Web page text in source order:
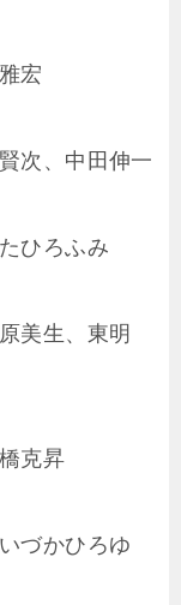
宏
次、中田伸一
ひろふみ
美生、東明
克昇
づかひろゆ